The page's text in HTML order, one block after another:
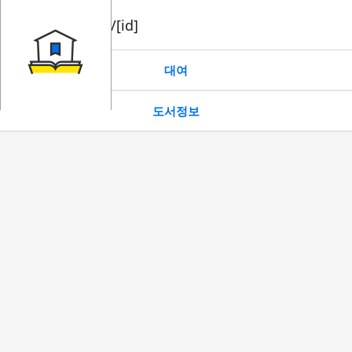
book/rent/[id]
대여
도서정보